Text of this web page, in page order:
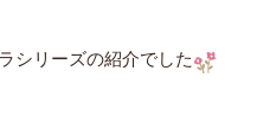
シリーズの紹介でした